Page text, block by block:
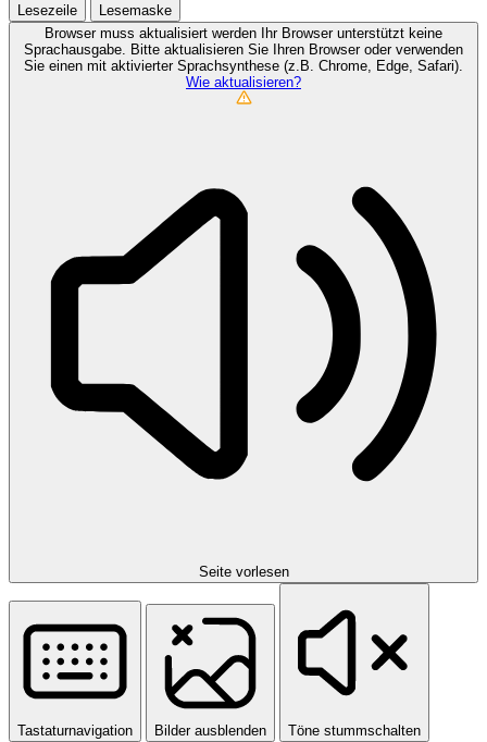
Lesezeile
Lesemaske
Browser muss aktualisiert werden
Ihr Browser unterstützt keine
Sprachausgabe. Bitte aktualisieren Sie Ihren Browser oder verwenden
Sie einen mit aktivierter Sprachsynthese (z.B. Chrome, Edge, Safari).
Wie aktualisieren?
Seite vorlesen
Tastaturnavigation Bilder ausblenden Töne stummschalten